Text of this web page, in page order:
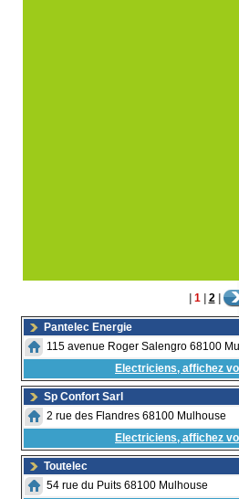
| 1 | 2 |
Pantelec Energie
115 avenue Roger Salengro 68100
Electriciens, affichez
Sp Confort Sarl
2 rue des Flandres 68100 Mulhouse
Electriciens, affichez
Toutelec
54 rue du Puits 68100 Mulhouse